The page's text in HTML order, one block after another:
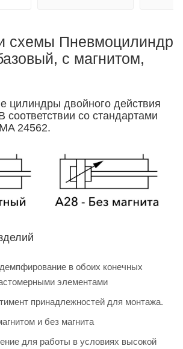
схемы Пневмоцилиндр
с магнитом,
цилиндры двойного действия
со стандартами
24562.
в обоих конечных
элементами
принадлежностей для монтажа.
и без магнита
для работы в условиях высокой